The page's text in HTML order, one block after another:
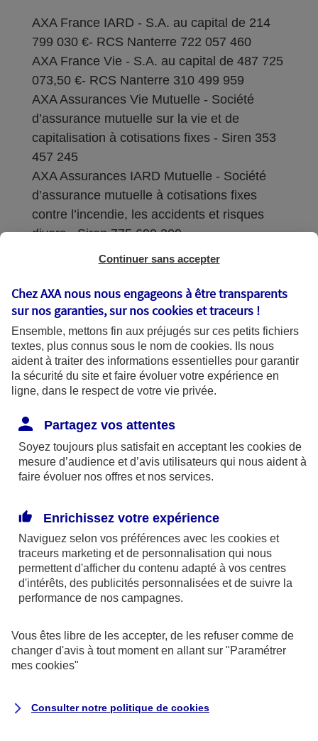
AXA France IARD - S.A. au capital de 214
799 030 €- RCS Nanterre 722 057 460
AXA France Vie - S.A. au capital de 487 725
073,50 €- RCS Nanterre 310 499 959
AXA Assurances Vie Mutuelle - Société
d’assurance mutuelle sur la vie et de
capitalisation à cotisations fixes - Siren 353
457 245
AXA Assurances IARD Mutuelle - Société
d’assurance mutuelle à cotisations fixes
contre l’incendie, les accidents et risques
divers - Siren 775 699 309
Sièges sociaux : 313 Terrasses de l’Arche –
Coordonnées de l'Autorité de contrôle
prudentiel et de résolution (ACPR) : - 4
Place de Budapest - CS 92459 - 75436
Paris Cedex 09. Le détail des procédures de
recours et de réclamation et les
disponibles sur le site axa.fr.
AXA France IARD et AXA France Vie sont
mandataires exclusifs en opérations de
246 et n°13 005 764 (consultable
surwww.orias.fr)
AXA Assistance France Assurances,
S.A au capital de 51 429 430,40 €,
Siège social :
8-10, rue Paul Vaillant Couturier
Continuer sans accepter
Chez AXA nous nous engageons à être transparents
sur nos garanties, sur noscookies et traceurs !
Ensemble, mettons fin aux préjugés sur ces petits fichiers
textes, plus connus sous le nom de cookies. Ils nous
aident à traiter des informations essentielles pour garantir
la sécurité du site et faire évoluer votre expérience en
ligne, dans le respect de votre vie privée.
Partagez vos attentes
Soyez toujours plus satisfait en acceptant les cookies de
mesure d’audience et d’avis utilisateurs qui nous aident à
faire évoluer nos offres et nos services.
Enrichissez votre expérience
Naviguez selon vos préférences avec les cookies et
traceurs marketing et de personnalisation qui nous
permettent d'afficher du contenu adapté à vos centres
d'intérêts, des publicités personnalisées et de suivre la
performance de nos campagnes.
Vous êtes libre de les accepter, de les refuser comme de
changer d'avis à tout moment en allant sur "Paramétrer
mes cookies"
Consulter notre politique de cookies